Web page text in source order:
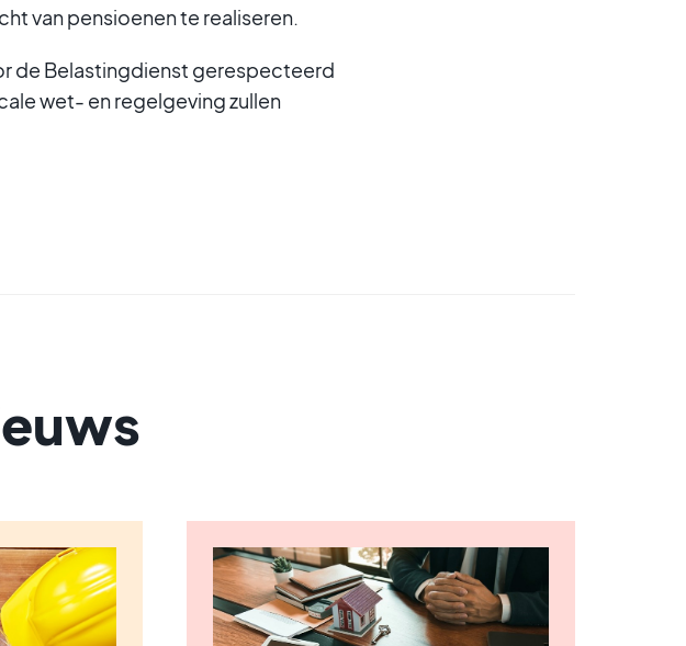
van pensioenen te realiseren.
de Belastingdienst gerespecteerd
wet- en regelgeving zullen